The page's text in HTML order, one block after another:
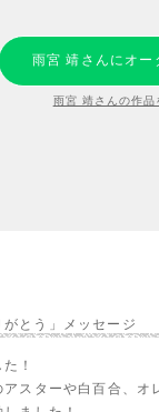
雨宮 靖さんにオー
雨宮 靖さんの作品
とう」メッセージ
！
スターや白百合、オ